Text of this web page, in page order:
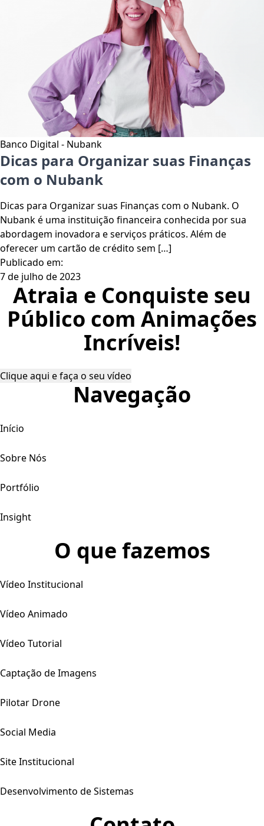
Banco Digital - Nubank
Dicas para Organizar suas Finanças
com o Nubank
Dicas para Organizar suas Finanças com o Nubank. O
Nubank é uma instituição financeira conhecida por sua
abordagem inovadora e serviços práticos. Além de
oferecer um cartão de crédito sem […]
Publicado em:
7 de julho de 2023
Atraia e Conquiste seu
Público com Animações
Incríveis!
Clique aqui e faça o seu vídeo
Navegação
Início
Sobre Nós
Portfólio
Insight
O que fazemos
Vídeo Institucional
Vídeo Animado
Vídeo Tutorial
Captação de Imagens
Pilotar Drone
Social Media
Site Institucional
Desenvolvimento de Sistemas